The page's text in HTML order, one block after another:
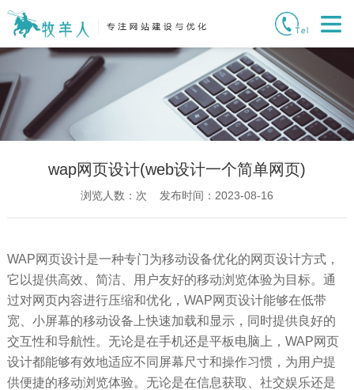
wap网页设计(web设计一个简单网页)
浏览人数： 次 发布时间：2023-08-16
WAP网页设计是一种专门为移动设备优化的网页设计方式，
它以提供高效、简洁、用户友好的移动浏览体验为目标。通
过对网页内容进行压缩和优化，WAP网页设计能够在低带
宽、小屏幕的移动设备上快速加载和显示，同时提供良好的
交互性和导航性。无论是在手机还是平板电脑上，WAP网页
设计都能够有效地适应不同屏幕尺寸和操作习惯，为用户提
供便捷的移动浏览体验。无论是在信息获取、社交娱乐还是